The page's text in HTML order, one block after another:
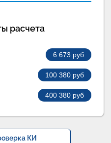
расчета
6 673 руб
100 380 руб
400 380 руб
КИ